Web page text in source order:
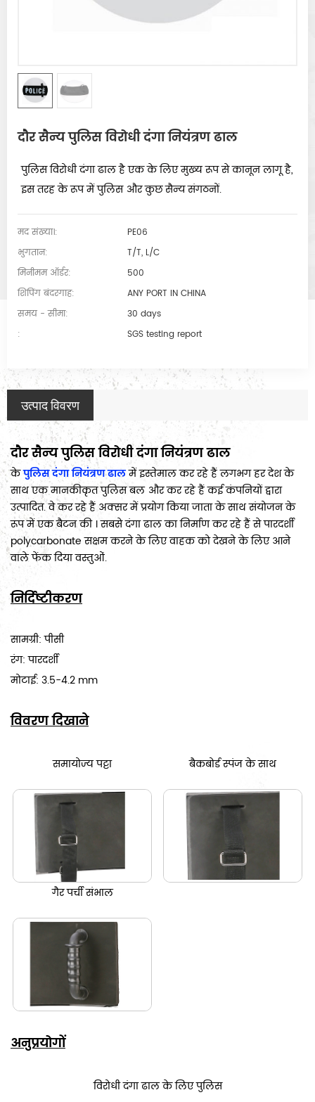
दौर सैन्य पुलिस विरोधी दंगा नियंत्रण ढाल
पुलिस विरोधी दंगा ढाल है एक के लिए मुख्य रूप से कानून लागू है,
इस तरह के रूप में पुलिस और कुछ सैन्य संगठनों.
मद संख्या।:
PE06
भुगतान:
T/T, L/C
मिनीमम ऑर्डर:
500
शिपिंग बंदरगाह:
ANY PORT IN CHINA
समय - सीमा:
30 days
:
SGS testing report
उत्पाद विवरण
दौर सैन्य पुलिस विरोधी दंगा नियंत्रण ढाल
केपुलिसदंगा नियंत्रण ढालमें इस्तेमाल कर रहे हैं लगभग हर देश के
साथ एक मानकीकृत पुलिस बल और कर रहे हैं कई कंपनियों द्वारा
उत्पादित. वे कर रहे हैं अक्सर में प्रयोग किया जाता के साथ संयोजन के
रूप में एक बैटन की । सबसे दंगा ढाल का निर्माण कर रहे हैंसे पारदर्शी
polycarbonate सक्षम करने के लिए वाहक को देखने के लिए आने
वाले फेंक दिया वस्तुओं.
निर्दिष्टीकरण
सामग्री: पीसी
रंग: पारदर्शी
मोटाई: 3.5-4.2 mm
विवरण दिखाने
समायोज्य पट्टा बैकबोर्ड स्पंज के साथ
गैर पर्ची संभाल
अनुप्रयोगों
विरोधी दंगा ढाल के लिए पुलिस